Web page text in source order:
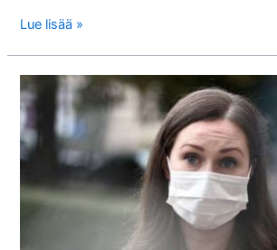
Pääministerin
Lue lisää »